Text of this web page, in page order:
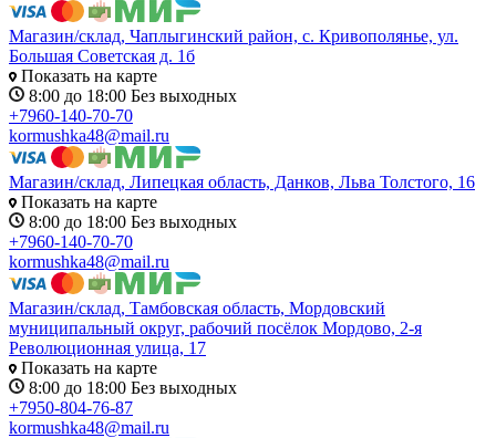
Магазин/склад, Чаплыгинский район, с. Кривополянье, ул.
Большая Советская д. 1б
Показать на карте
8:00 до 18:00 Без выходных
+7960-140-70-70
kormushka48@mail.ru
Магазин/склад, Липецкая область, Данков, Льва Толстого, 16
Показать на карте
8:00 до 18:00 Без выходных
+7960-140-70-70
kormushka48@mail.ru
Магазин/склад, Тамбовская область, Мордовский
муниципальный округ, рабочий посёлок Мордово, 2-я
Революционная улица, 17
Показать на карте
8:00 до 18:00 Без выходных
+7950-804-76-87
kormushka48@mail.ru